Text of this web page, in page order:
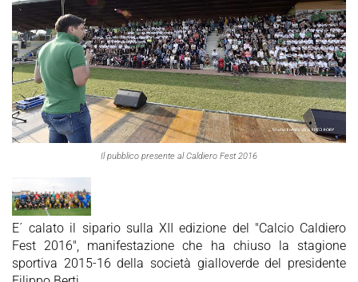
Il pubblico presente al Caldiero Fest 2016
E´ calato il sipario sulla XII edizione del "Calcio Caldiero
Fest 2016", manifestazione che ha chiuso la stagione
sportiva 2015-16 della società gialloverde del presidente